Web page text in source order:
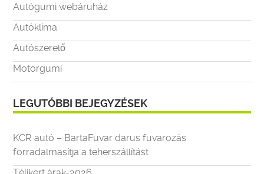
Autógumi webáruház
Autóklíma
Autószerelő
Motorgumi
LEGUTÓBBI BEJEGYZÉSEK
KCR autó – BartaFuvar darus fuvarozás
forradalmasítja a teherszállítást